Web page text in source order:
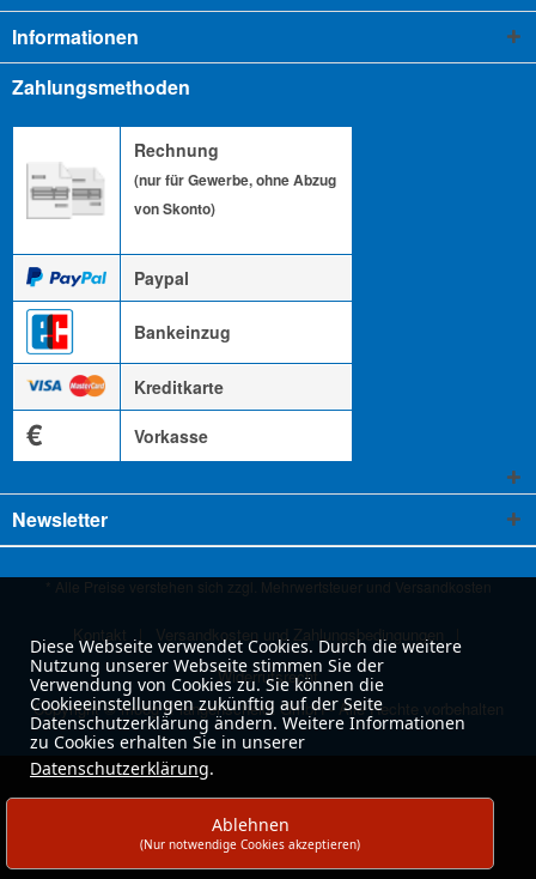
Informationen
Zahlungsmethoden
Rechnung
(nur für Gewerbe, ohne Abzug
von Skonto)
Paypal
Bankeinzug
Kreditkarte
€ Vorkasse
Newsletter
* Alle Preise verstehen sich zzgl. Mehrwertsteuer und Versandkosten
Kontakt
Versandkosten und Zahlungsbedingungen
Widerrufsrecht
Copyright © moog & langenscheidt GmbH - Alle Rechte vorbehalten
Diese Webseite verwendet Cookies. Durch die weitere
Nutzung unserer Webseite stimmen Sie der
Verwendung von Cookies zu. Sie können die
Cookieeinstellungen zukünftig auf der Seite
Datenschutzerklärung ändern. Weitere Informationen
zu Cookies erhalten Sie in unserer
Datenschutzerklärung.
Ablehnen
(Nur notwendige Cookies akzeptieren)